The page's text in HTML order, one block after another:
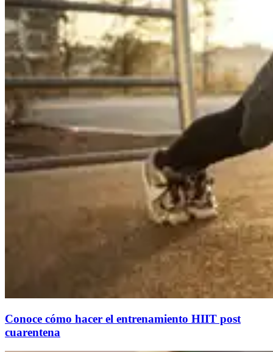
Conoce cómo hacer el entrenamiento HIIT post
cuarentena